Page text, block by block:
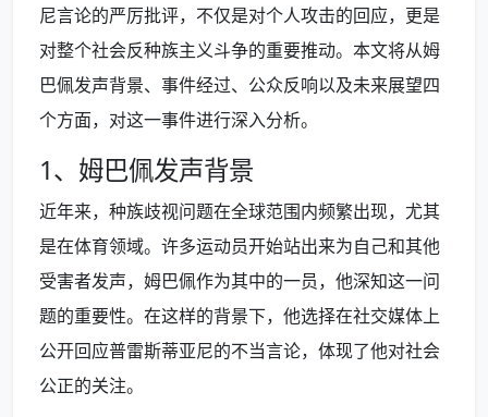
尼言论的严厉批评，不仅是对个人攻击的回应，更是
对整个社会反种族主义斗争的重要推动。本文将从姆
巴佩发声背景、事件经过、公众反响以及未来展望四
个方面，对这一事件进行深入分析。
1、姆巴佩发声背景
近年来，种族歧视问题在全球范围内频繁出现，尤其
是在体育领域。许多运动员开始站出来为自己和其他
受害者发声，姆巴佩作为其中的一员，他深知这一问
题的重要性。在这样的背景下，他选择在社交媒体上
公开回应普雷斯蒂亚尼的不当言论，体现了他对社会
公正的关注。